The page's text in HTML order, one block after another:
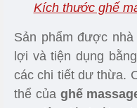
Kích thước ghế
Sản phẩm được
lợi và tiện dụng
các chi tiết dư thừa.
thể của ghế